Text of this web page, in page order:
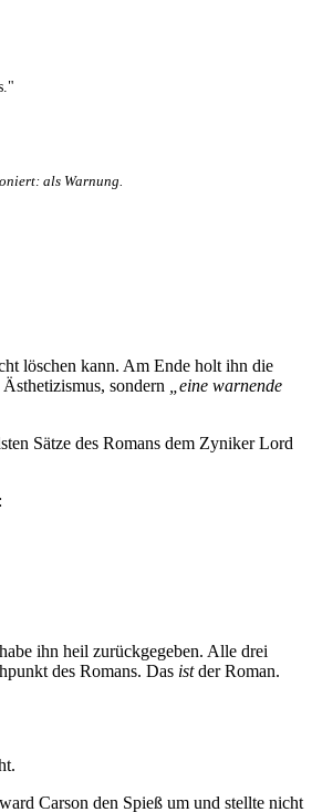
als Warnung.
löschen kann. Am Ende holt ihn die
sondern
„eine warnende
Sätze des Romans dem Zyniker Lord
ihn heil zurückgegeben. Alle drei
des Romans. Das istder Roman.
Carson den Spieß um und stellte nicht